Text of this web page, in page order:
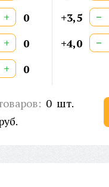
+
0
+
0
+ 0
+3,5
−
+4,0
−
0 шт.